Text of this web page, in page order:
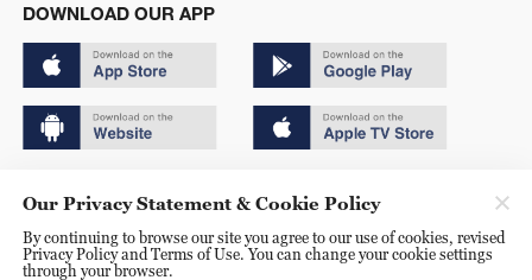
DOWNLOAD OUR APP
京ICP备20000184号
京公网安备 11010502050052号
Our Privacy Statement & Cookie Policy
By continuing to browse our site you agree to our use of cookies, revised
Privacy Policy and Terms of Use. You can change your cookie settings
through your browser.